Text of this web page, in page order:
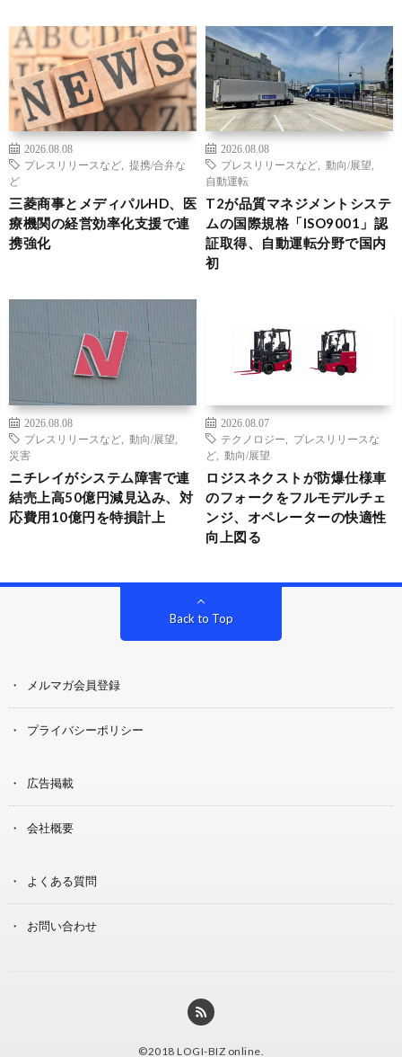
2026.08.08
プレスリリースなど
提携/合弁な
ど
三菱商事とメディパルHD、医
療機関の経営効率化支援で連
携強化
2026.08.08
プレスリリースなど
動向/展望
自動運転
T2が品質マネジメントシステ
ムの国際規格「ISO9001」認
証取得、自動運転分野で国内
初
2026.08.08
プレスリリースなど
動向/展望
災害
ニチレイがシステム障害で連
結売上高50億円減見込み、対
応費用10億円を特損計上
2026.08.07
テクノロジー
プレスリリースな
ど
動向/展望
ロジスネクストが防爆仕様車
のフォークをフルモデルチェ
ンジ、オペレーターの快適性
向上図る
Back to Top
メルマガ会員登録
プライバシーポリシー
広告掲載
会社概要
よくある質問
お問い合わせ
©2018 LOGI-BIZ online